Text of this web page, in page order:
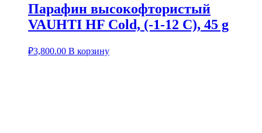
Парафин высокофтористый
VAUHTI HF Cold, (-1-12 C), 45 g
₽3,800.00 В корзину